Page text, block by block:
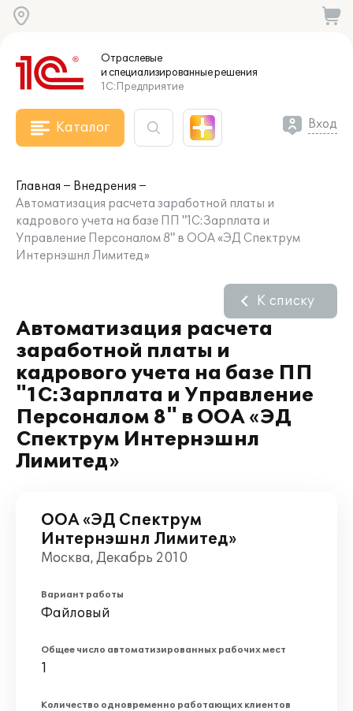
Отраслевые
и специализированныерешения
1С:Предприятие
Каталог Вход
Главная
Внедрения
Автоматизация расчета заработной платы и
кадрового учета на базе ПП "1С:Зарплата и
Управление Персоналом 8" в ООА «ЭД Спектрум
Интернэшнл Лимитед»
Автоматизация расчета
заработной платы и
кадрового учета на базе ПП
"1С:Зарплата и Управление
Персоналом 8" в ООА «ЭД
Спектрум Интернэшнл
Лимитед»
К списку
ООА «ЭД Спектрум
Интернэшнл Лимитед»
Москва, Декабрь 2010
Вариант работы
Файловый
Общее число автоматизированных рабочих мест
1
Количество одновременно работающих клиентов